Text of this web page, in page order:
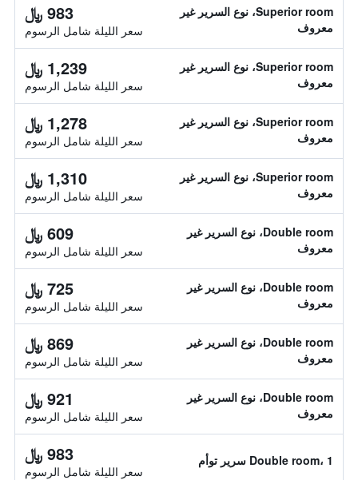
Superior room، نوع السرير غير
معروف
983 ﷼
سعر الليلة شامل الرسوم
Superior room، نوع السرير غير
معروف
1,239 ﷼
سعر الليلة شامل الرسوم
Superior room، نوع السرير غير
معروف
1,278 ﷼
سعر الليلة شامل الرسوم
Superior room، نوع السرير غير
معروف
1,310 ﷼
سعر الليلة شامل الرسوم
Double room، نوع السرير غير
معروف
609 ﷼
سعر الليلة شامل الرسوم
Double room، نوع السرير غير
معروف
725 ﷼
سعر الليلة شامل الرسوم
Double room، نوع السرير غير
معروف
869 ﷼
سعر الليلة شامل الرسوم
Double room، نوع السرير غير
معروف
921 ﷼
سعر الليلة شامل الرسوم
Double room، 1 سرير توأم 983 ﷼
سعر الليلة شامل الرسوم